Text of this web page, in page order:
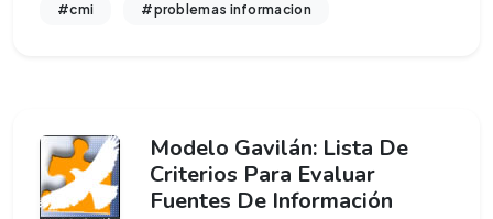
#cmi #problemas informacion
Modelo Gavilán: Lista De
Criterios Para Evaluar
Fuentes De Información